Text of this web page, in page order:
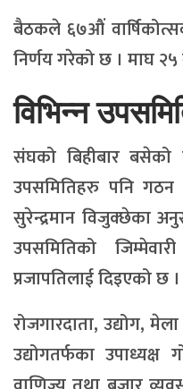
बैठकले ६७औं
निर्णय गरेको छ । माघ
विभिन्न
संघको बिहीबार बसेको
उपसमितिहरु पनि
सुरेन्द्रमान विजुक्छेका
उपसमितिको
प्रजापतिलाई दिइएको छ ।
रोजगारदाता, उद्योग,
उद्योगतर्फका